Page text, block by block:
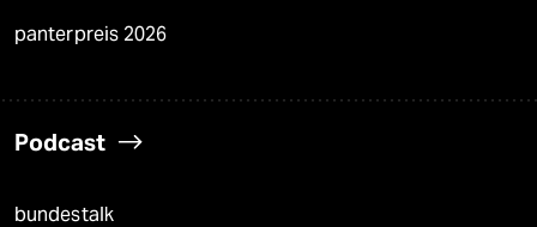
panterpreis 2026
Podcast
bundestalk